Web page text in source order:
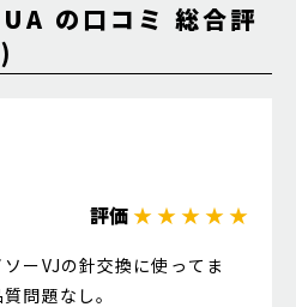
の口コミ 総合評
評価★ ★ ★ ★ ★
ーVJの針交換に使ってま
問題なし。